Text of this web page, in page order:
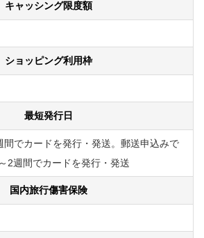
キャッシング限度額
ショッピング利用枠
最短発行日
間でカードを発行・発送。郵送申込みで
2週間でカードを発行・発送
国内旅行傷害保険